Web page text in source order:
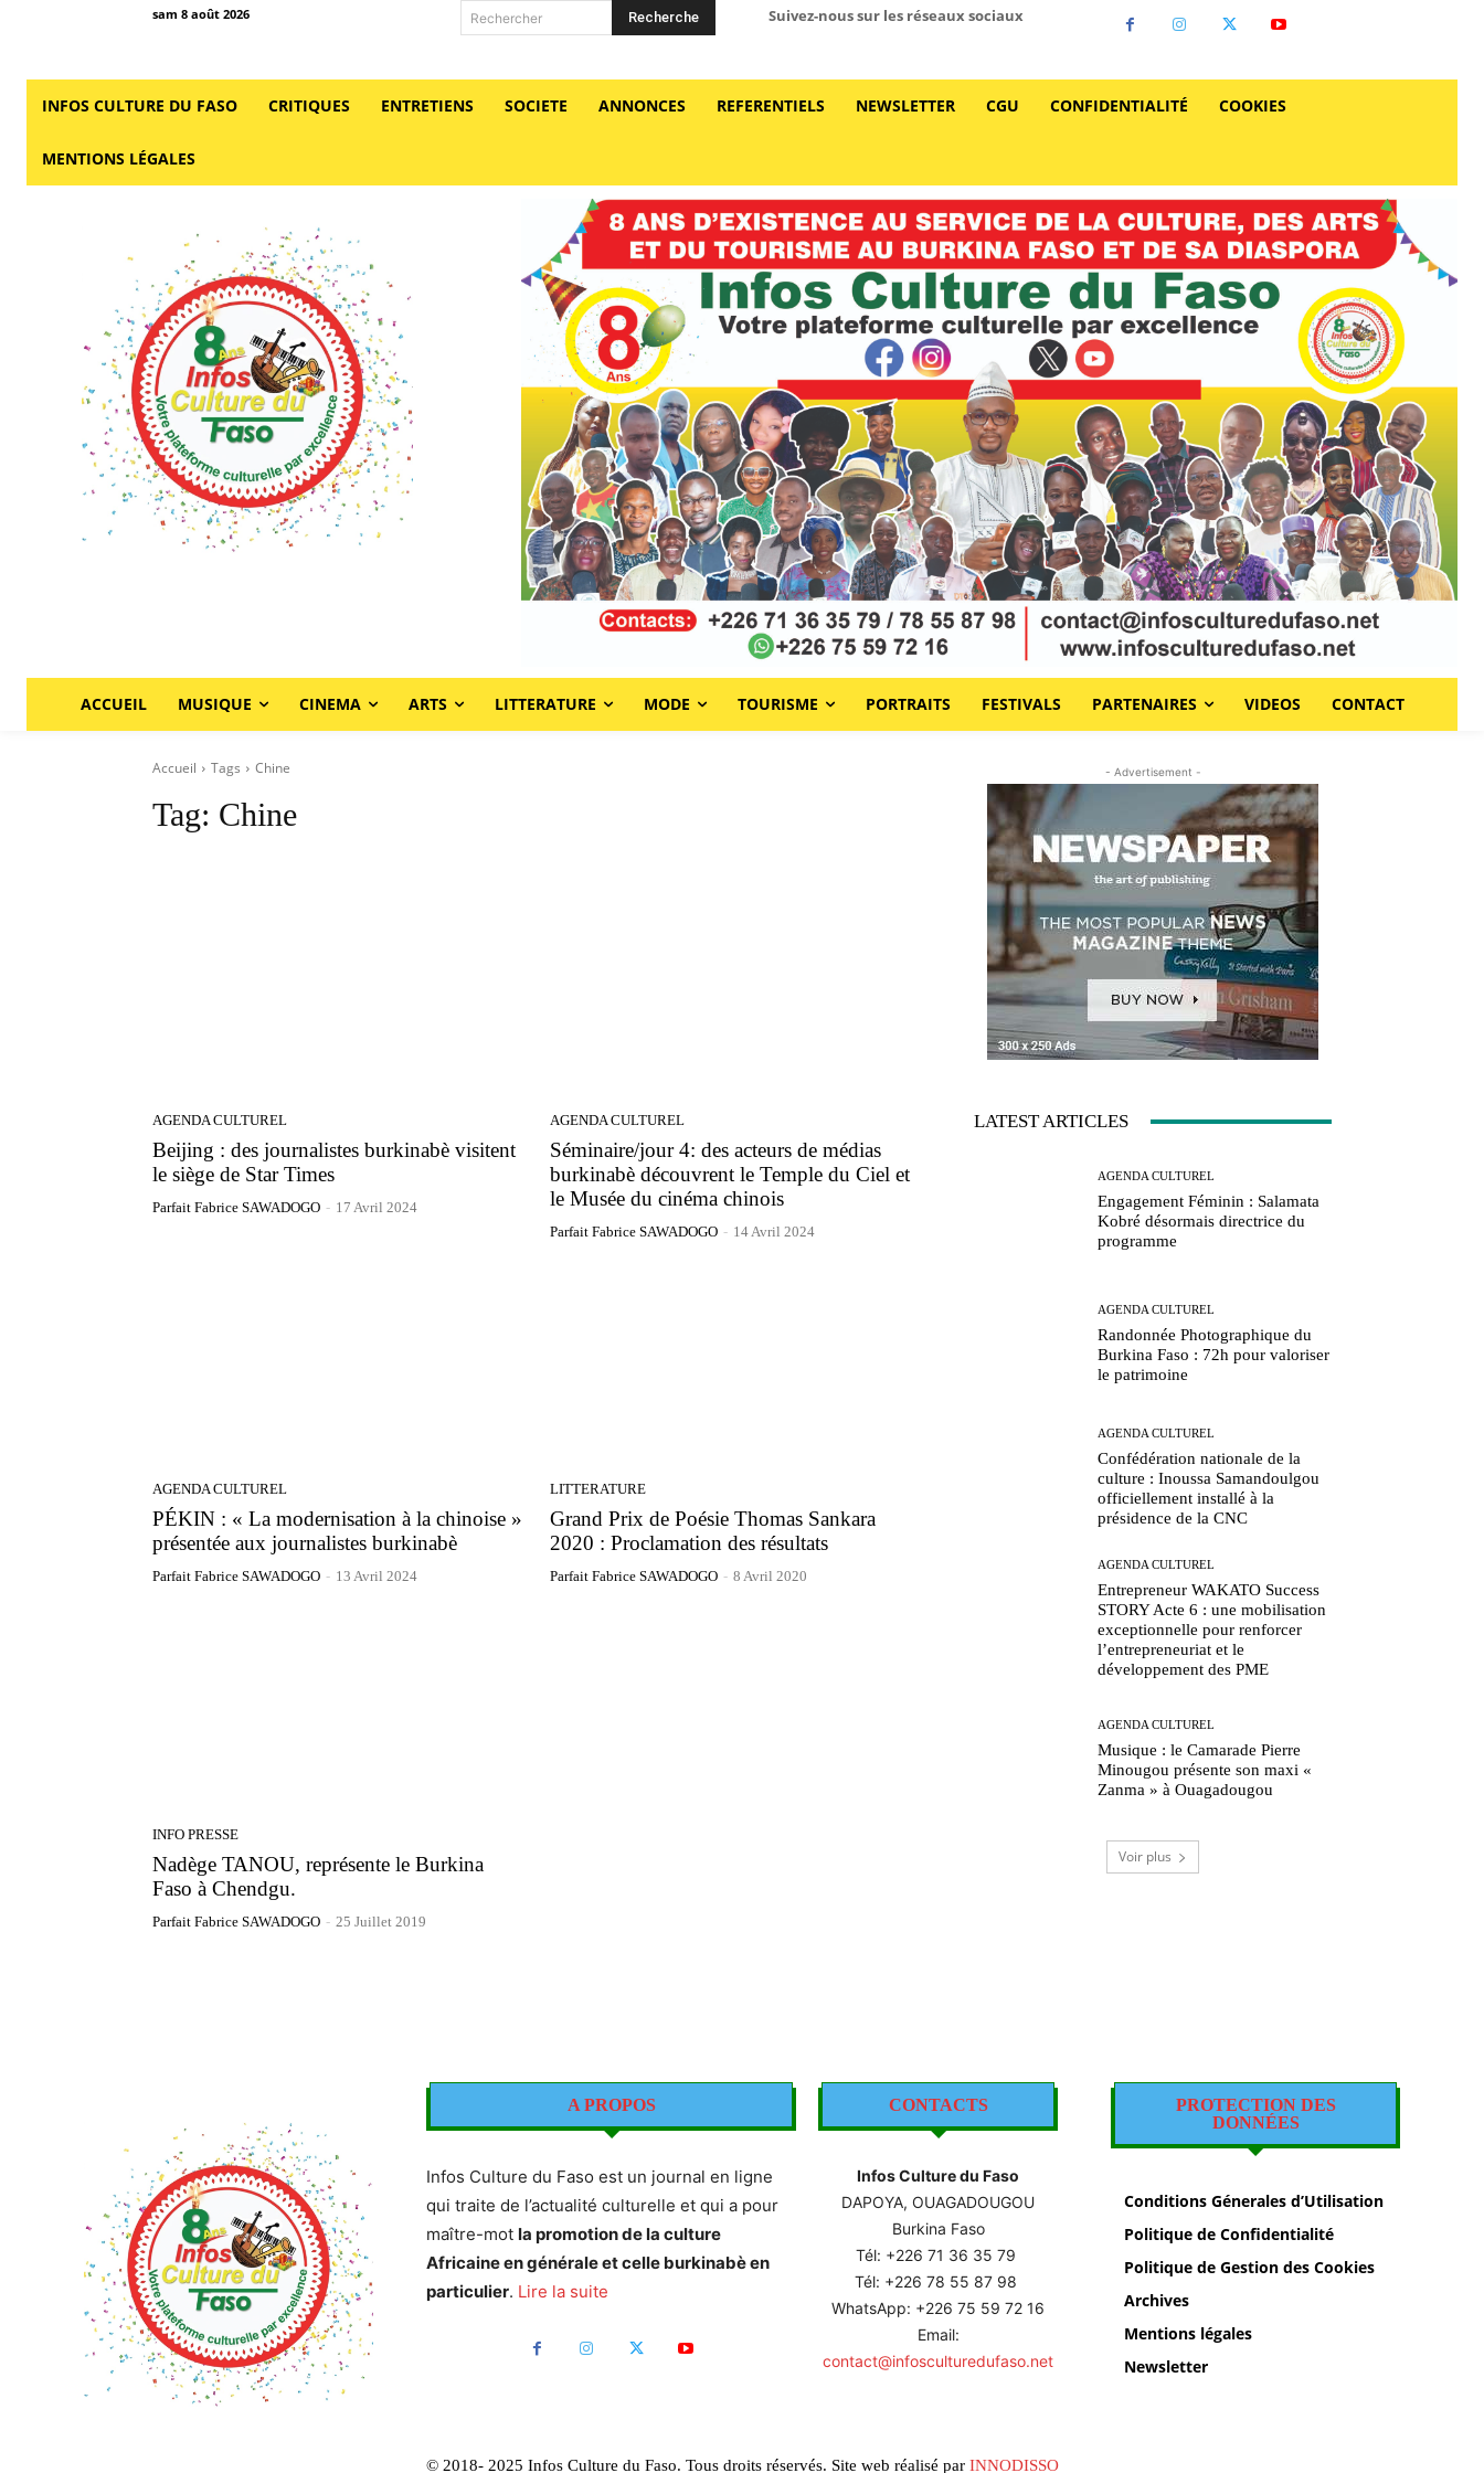
sam 8 août 2026 Rechercher Recherche Suivez-nous sur les réseaux sociaux
INFOS CULTURE DU FASO CRITIQUES ENTRETIENS SOCIETE ANNONCES REFERENTIELS NEWSLETTER CGU CONFIDENTIALITÉ COOKIES
MENTIONS LÉGALES
ACCUEIL MUSIQUE CINEMA ARTS LITTERATURE MODE TOURISME PORTRAITS FESTIVALS PARTENAIRES VIDEOS CONTACT
Accueil Tags Chine
Tag: Chine
AGENDA CULTUREL
Beijing : des journalistes burkinabè visitent
le siège de Star Times
Parfait Fabrice SAWADOGO - 17 Avril 2024
AGENDA CULTUREL
Séminaire/jour 4: des acteurs de médias
burkinabè découvrent le Temple du Ciel et
le Musée du cinéma chinois
Parfait Fabrice SAWADOGO - 14 Avril 2024
AGENDA CULTUREL
PÉKIN : « La modernisation à la chinoise »
présentée aux journalistes burkinabè
Parfait Fabrice SAWADOGO - 13 Avril 2024
LITTERATURE
Grand Prix de Poésie Thomas Sankara
2020 : Proclamation des résultats
Parfait Fabrice SAWADOGO - 8 Avril 2020
INFO PRESSE
Nadège TANOU, représente le Burkina
Faso à Chendgu.
Parfait Fabrice SAWADOGO - 25 Juillet 2019
- Advertisement -
LATEST ARTICLES
AGENDA CULTUREL
Engagement Féminin : Salamata
Kobré désormais directrice du
programme
AGENDA CULTUREL
Randonnée Photographique du
Burkina Faso : 72h pour valoriser
le patrimoine
AGENDA CULTUREL
Confédération nationale de la
culture : Inoussa Samandoulgou
officiellement installé à la
présidence de la CNC
AGENDA CULTUREL
Entrepreneur WAKATO Success
STORY Acte 6 : une mobilisation
exceptionnelle pour renforcer
l’entrepreneuriat et le
développement des PME
AGENDA CULTUREL
Musique : le Camarade Pierre
Minougou présente son maxi «
Zanma » à Ouagadougou
Voir plus
A PROPOS
Infos Culture du Faso est un journal en ligne
qui traite de l’actualité culturelle et qui a pour
maître-mot la promotion de la culture
Africaine en générale et celle burkinabè en
particulier. Lire la suite
CONTACTS
Infos Culture du Faso
DAPOYA, OUAGADOUGOU
Burkina Faso
Tél: +22671 36 35 79
Tél: +226 78 55 87 98
WhatsApp: +226 75 59 72 16
Email:
contact@infosculturedufaso.net
PROTECTION DES
DONNÉES
Conditions Génerales d’Utilisation
Politique de Confidentialité
Politique de Gestion des Cookies
Archives
Mentions légales
Newsletter
© 2018- 2025 Infos Culture du Faso. Tous droits réservés. Site web réalisé par INNODISSO